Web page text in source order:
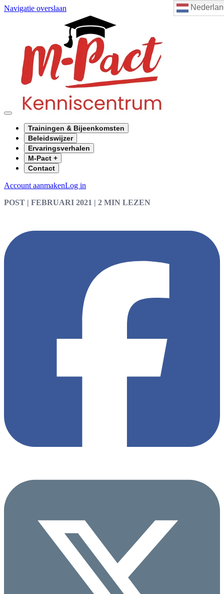
Navigatie overslaan
Trainingen & Bijeenkomsten
Beleidswijzer
Ervaringsverhalen
M-Pact +
Contact
Account aanmakenLog in
POST | FEBRUARI 2021 | 2 MIN LEZEN